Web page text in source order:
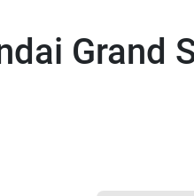
Grand